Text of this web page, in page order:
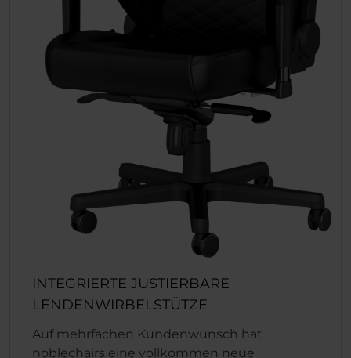
INTEGRIERTE JUSTIERBARE
LENDENWIRBELSTÜTZE
Auf mehrfachen Kundenwunsch hat
noblechairs eine vollkommen neue